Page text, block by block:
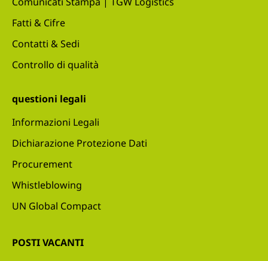
Fatti & Cifre
Contatti & Sedi
Controllo di qualità
questioni legali
Informazioni Legali
Dichiarazione Protezione Dati
Procurement
Whistleblowing
UN Global Compact
POSTI VACANTI